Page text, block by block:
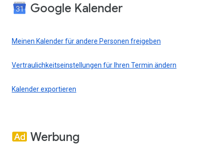
Google Kalender
Meinen Kalender für andere Personen freigeben
Vertraulichkeitseinstellungen für Ihren Termin ändern
Kalender exportieren
Werbung